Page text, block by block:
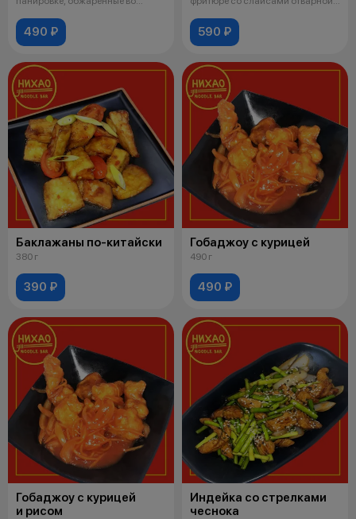
490 ₽ 590 ₽
Баклажаны по-китайски
380 г
390 ₽
Гобаджоу с курицей
490 г
490 ₽
Гобаджоу с курицей
и рисом
Индейка со стрелками
чеснока